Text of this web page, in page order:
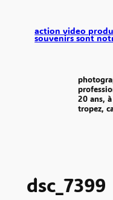
contenu
action video
souvenirs sont
20 ans,
tropez,
dsc_7399